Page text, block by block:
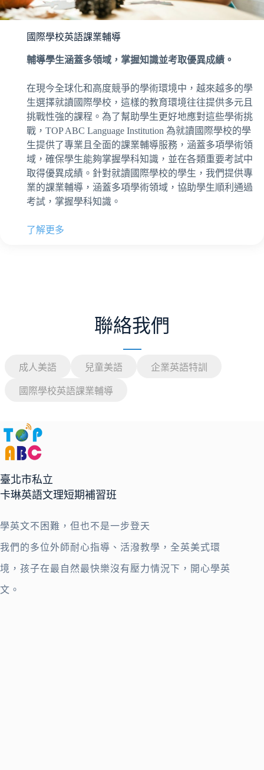
國際學校英語課業輔導
輔導學生涵蓋多領域，掌握知識並考取優異成績。
在現今全球化和高度競爭的學術環境中，越來越多的學
生選擇就讀國際學校，這樣的教育環境往往提供多元且
挑戰性強的課程。為了幫助學生更好地應對這些學術挑
戰，TOP ABC Language Institution 為就讀國際學校的學
生提供了專業且全面的課業輔導服務，涵蓋多項學術領
域，確保學生能夠掌握學科知識，並在各類重要考試中
取得優異成績。針對就讀國際學校的學生，我們提供專
業的課業輔導，涵蓋多項學術領域，協助學生順利通過
考試，掌握學科知識。
了解更多
聯絡我們
成人美語 兒童美語 企業英語特訓
國際學校英語課業輔導
臺北市私立
卡琳英語文理短期補習班
學英文不困難，但也不是一步登天
我們的多位外師耐心指導、活潑教學，全英美式環
境，孩子在最自然最快樂沒有壓力情況下，開心學英
文。